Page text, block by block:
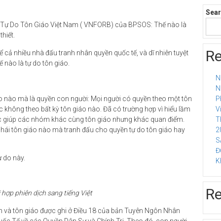
Do Tôn Giáo Việt Nam ( VNFORB) của BPSOS: Thế nào là
nhiều nhà đấu tranh nhân quyền quốc tế, và dĩ nhiên tuyệt
nào là tự do tôn giáo.
mà là quyền con người: Mọi người có quyền theo một tôn
theo bất kỳ tôn giáo nào. Đã có trường hợp vì hiểu lầm
các nhóm khác cùng tôn giáo nhưng khác quan điểm.
tôn giáo nào mà tranh đấu cho quyền tự do tôn giáo hay
do này.
hợp phiên dịch sang tiếng Việt
tôn giáo được ghi ở Điều 18 của bản Tuyên Ngôn Nhân